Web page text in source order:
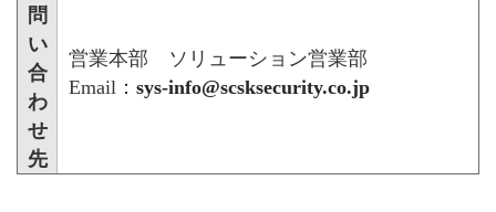
問
い
合
わ
せ
先
営業本部 ソリューション営業部
Email： sys-info@scsksecurity.co.jp